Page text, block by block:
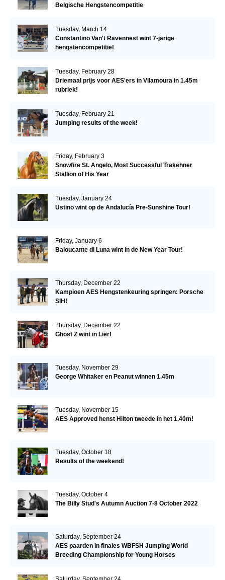
Belgische Hengstencompetitie
Tuesday, March 14
Constantino Van't Ravennest wint 7-jarige
hengstencompetitie!
Tuesday, February 28
Driemaal prijs voor AES'ers in Vilamoura in 1.45m
rubriek!
Tuesday, February 21
Jumping results of the week!
Friday, February 3
Snowfire St. Angelo, Most Successful Trakehner
Stallion of His Year
Tuesday, January 24
Ustino wint op de Andalucía Pre-Sunshine Tour!
Friday, January 6
Baloucante di Luna wint in de New Year Tour!
Thursday, December 22
Kampioen AES Hengstenkeuring springen: Porsche
SIH!
Thursday, December 22
Ghost Z wint in Lier!
Tuesday, November 29
George Whitaker en Peanut winnen 1.45m
Tuesday, November 15
AES Approved henst Hilton tweede in het 1.40m!
Tuesday, October 18
Results of the weekend!
Tuesday, October 4
The Billy Stud's Autumn Auction 7-8 October 2022
Saturday, September 24
AES paarden in finales WBFSH Jumping World
Breeding Championship for Young Horses